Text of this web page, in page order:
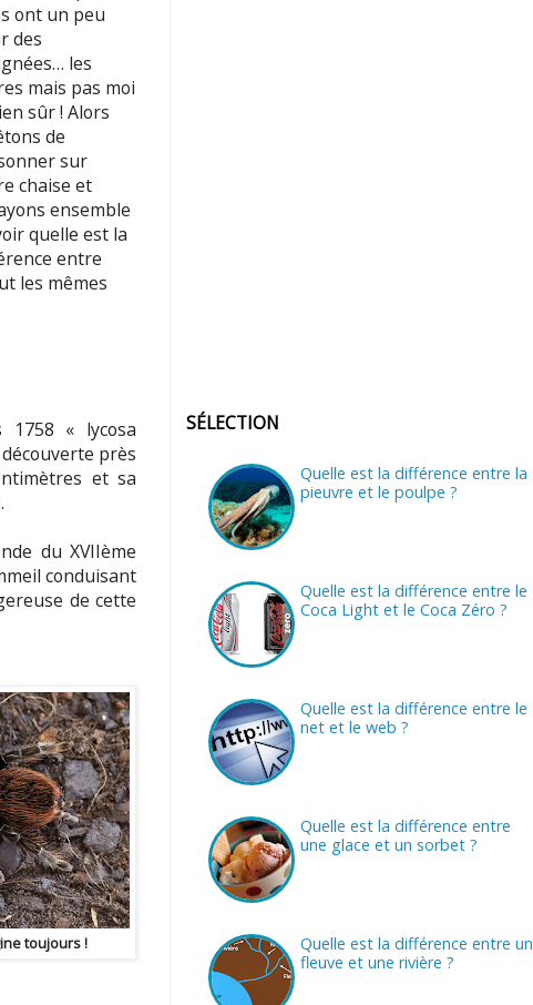
ont un peu
des
les
mais pas moi
sûr ! Alors
de
sur
chaise et
ensemble
quelle est la
entre
les mêmes
« lycosa
près
et sa
du XVIIème
conduisant
de cette
toujours !
SÉLECTION
Quelle est la différence entre la
pieuvre et le poulpe ?
Quelle est la différence entre le
Coca Light et le Coca Zéro ?
Quelle est la différence entre le
net et le web ?
Quelle est la différence entre
une glace et un sorbet ?
Quelle est la différence entre un
fleuve et une rivière ?